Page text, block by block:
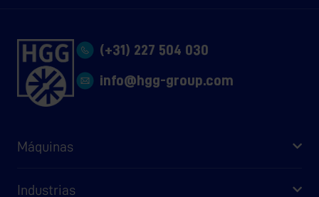
(+31) 227 504 030
info@hgg-group.com
Máquinas
Industrias